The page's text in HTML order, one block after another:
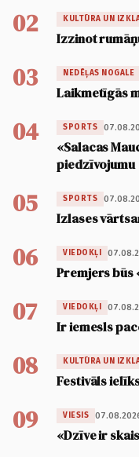
02 KULTŪRA UN
Izzinot
03 NEDĒĻAS NOGALE
Laikmetīgās
04 SPORTS
«Salacas
piedzīvojumu
05 SPORTS
Izlases
06 VIEDOKĻI
Premjers būs
07 VIEDOKĻI
Ir iemesls
08 KULTŪRA UN
Festivāls
09 VIESIS
«Dzīve ir